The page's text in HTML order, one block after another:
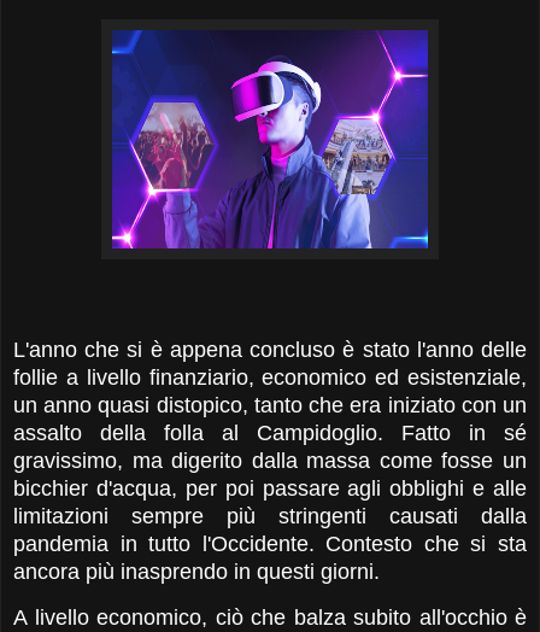
L'anno che si è appena concluso è stato l'anno delle
follie a livello finanziario, economico ed esistenziale,
un anno quasi distopico, tanto che era iniziato con un
assalto della folla al Campidoglio. Fatto in sé
gravissimo, ma digerito dalla massa come fosse un
bicchier d'acqua, per poi passare agli obblighi e alle
limitazioni sempre più stringenti causati dalla
pandemia in tutto l'Occidente. Contesto che si sta
ancora più inasprendo in questi giorni.
A livello economico, ciò che balza subito all'occhio è